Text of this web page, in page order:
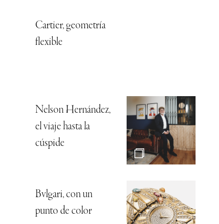
Cartier, geometría
flexible
Nelson Hernández,
el viaje hasta la
cúspide
Bvlgari, con un
punto de color